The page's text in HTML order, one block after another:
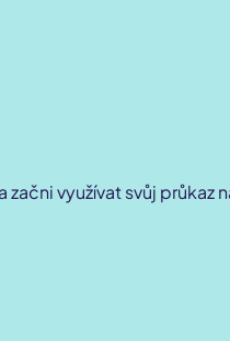
začni využívat svůj průkaz